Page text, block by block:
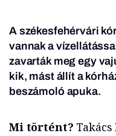
A székesfehérvári
vannak a
zavarták meg egy
kik, mást állít a
beszámoló apuka.
Mi történt?